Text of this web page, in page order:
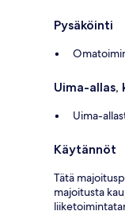
Pysäköinti
Uima-allas,
Uima-
Käytännöt
Tätä
majoitusta